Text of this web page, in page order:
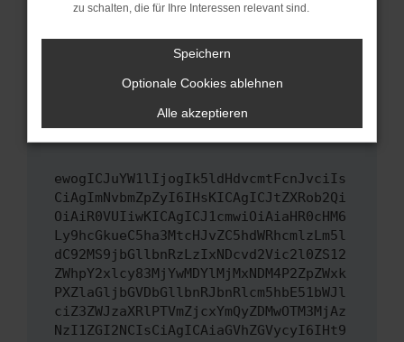
unterstützt werden.
Wende dich an den Webseitenbetreiber.
Wenn du alle oben genannten Schritte versucht
hast, kontaktiere uns bitte. Wir werden
versuchen, das Problem zu beheben. Du kannst
uns diesen Text schicken, um uns bei der
ewogICJuYW1lIjogIk5ldHdvcmtFcnJvciIs
CiAgImNvbmZpZyI6IHsKICAgICJtZXRob2Qi
OiAiR0VUIiwKICAgICJ1cmwiOiAiaHR0cHM6
Ly9hcGkueC5ha3MtcHJvZC5hdWRhcmlzLm5l
dC92MS9jbGllbnRzLzIxNDcvd2Vic2l0ZS12
ZWhpY2xlcy83MjYwMDYlMjMxNDM4P2ZpZWxk
PXZlaGljbGVDbGllbnRJbnRlcm5hbE51bWJl
ciZ3ZWJzaXRlPTVmZjcxYmQyZDMwOTM3MjAz
NzI1ZGI2NCIsCiAgICAiaGVhZGVycyI6IHt9
zu schalten, die für Ihre Interessen relevant sind.
Speichern
Optionale Cookies ablehnen
Alle akzeptieren